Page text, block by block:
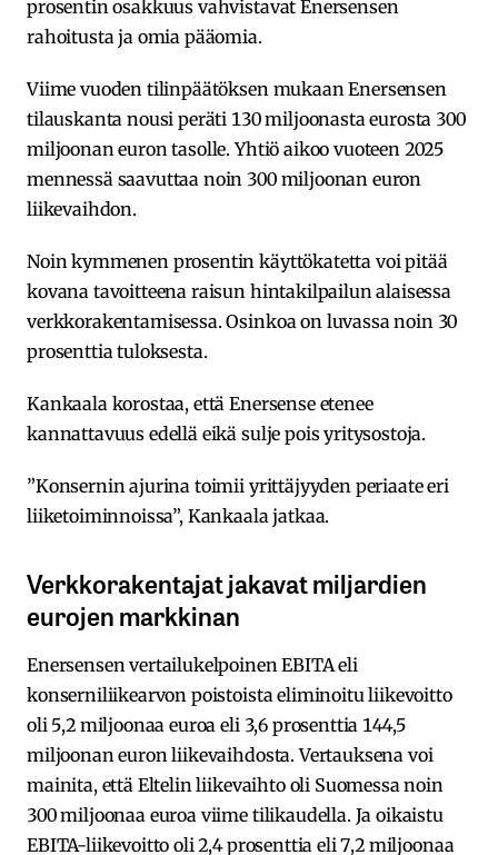
prosentin osakkuus vahvistavat Enersensen
rahoitusta ja omia pääomia.
Viime vuoden tilinpäätöksen mukaan Enersensen
tilauskanta nousi peräti 130 miljoonasta eurosta 300
miljoonan euron tasolle. Yhtiö aikoo vuoteen 2025
mennessä saavuttaa noin 300 miljoonan euron
liikevaihdon.
Noin kymmenen prosentin käyttökatetta voi pitää
kovana tavoitteena raisun hintakilpailun alaisessa
verkkorakentamisessa. Osinkoa on luvassa noin 30
prosenttia tuloksesta.
Kankaala korostaa, että Enersense etenee
kannattavuus edellä eikä sulje pois yritysostoja.
”Konsernin ajurina toimii yrittäjyyden periaate eri
liiketoiminnoissa”, Kankaala jatkaa.
Verkkorakentajat jakavat miljardien
eurojen markkinan
Enersensen vertailukelpoinen EBITA eli
konserniliikearvon poistoista eliminoitu liikevoitto
oli 5,2 miljoonaa euroa eli 3,6 prosenttia 144,5
miljoonan euron liikevaihdosta. Vertauksena voi
mainita, että Eltelin liikevaihto oli Suomessa noin
300 miljoonaa euroa viime tilikaudella. Ja oikaistu
EBITA-liikevoitto oli 2,4 prosenttia eli 7,2 miljoonaa